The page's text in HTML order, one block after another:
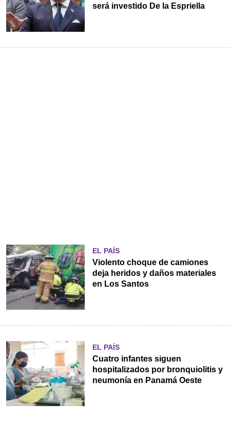
será investido De la Espriella
EL PAÍS
Violento choque de camiones
deja heridos y daños materiales
en Los Santos
EL PAÍS
Cuatro infantes siguen
hospitalizados por bronquiolitis y
neumonía en Panamá Oeste